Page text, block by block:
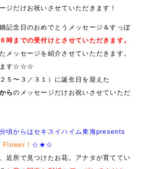
ジだけお祝いさせていただきます！
念日のおめでとうメッセージ＆すっぽ
時までの受付けとさせていただきます。
メッセージを紹介させていただきます。
ます☆☆☆
５〜３／３１）に誕生日を迎えた
らのメッセージだけお祝いさせていただ
からはセキスイハイム東海presents
Flower！ ☆★☆
近所で見つけたお花。アナタが育ててい